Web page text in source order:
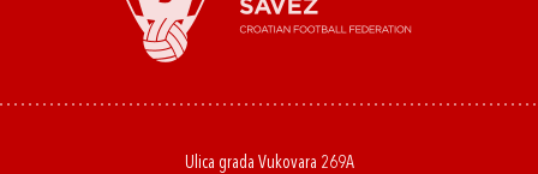
Ulica grada Vukovara 269A